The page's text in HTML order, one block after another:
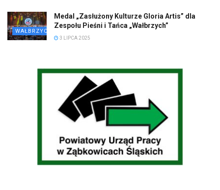
WAŁBRZYCH
Medal „Zasłużony Kulturze Gloria Artis” dla
Zespołu Pieśni i Tańca „Wałbrzych”
3 LIPCA 2025